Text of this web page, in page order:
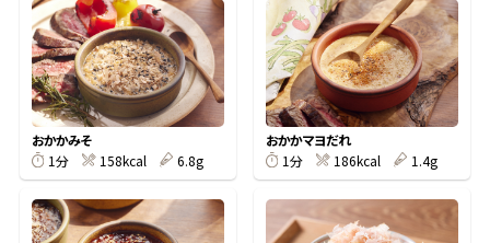
サッと鍋® 楽チン鍋®
かつお節レシピ
めんつゆレシピ
割烹白だしレシピ
だしコミュ
おかかみそ
1分
158kcal 6.8g
おかかマヨだれ
1分
186kcal 1.4g